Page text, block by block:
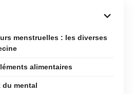
menstruelles : les diverses
alimentaires
du mental